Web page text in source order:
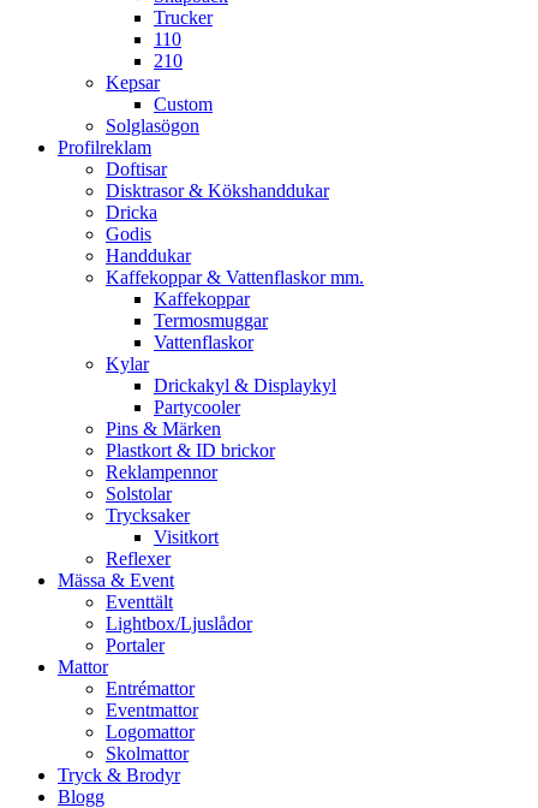
Trucker
110
210
Kepsar
Custom
Solglasögon
Profilreklam
Doftisar
Disktrasor & Kökshanddukar
Dricka
Godis
Handdukar
Kaffekoppar & Vattenflaskor mm.
Kaffekoppar
Termosmuggar
Vattenflaskor
Kylar
Drickakyl & Displaykyl
Partycooler
Pins & Märken
Plastkort & ID brickor
Reklampennor
Solstolar
Trycksaker
Visitkort
Reflexer
Mässa & Event
Eventtält
Lightbox/Ljuslådor
Portaler
Mattor
Entrémattor
Eventmattor
Logomattor
Skolmattor
Tryck & Brodyr
Blogg